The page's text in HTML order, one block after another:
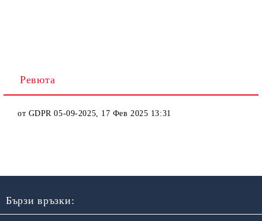
Ревюта
от GDPR 05-09-2025, 17 Фев 2025 13:31
Бързи връзки: